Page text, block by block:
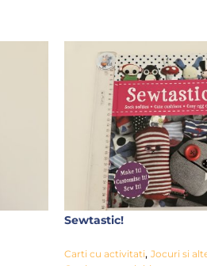
Sewtastic!
Carti cu activitati, Jocuri si